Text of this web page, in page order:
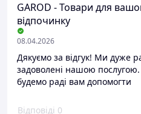
GAROD - Товари для
відпочинку
08.04.2026
Дякуємо за відгук! Ми дуже
задоволені нашою
будемо раді вам допомогти
Відповіді 0